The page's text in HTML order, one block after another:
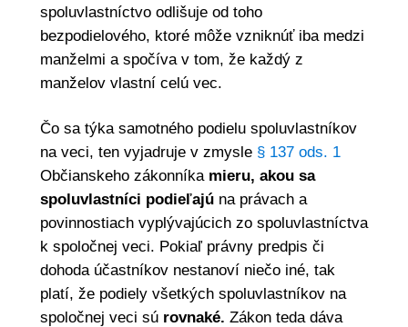
spoluvlastníctvo odlišuje od toho
bezpodielového, ktoré môže vzniknúť iba medzi
manželmi a spočíva v tom, že každý z
manželov vlastní celú vec.
Čo sa týka samotného podielu spoluvlastníkov
na veci, ten vyjadruje v zmysle § 137 ods. 1
Občianskeho zákonníka mieru, akou sa
spoluvlastníci podieľajúna právach a
povinnostiach vyplývajúcich zo spoluvlastníctva
k spoločnej veci. Pokiaľ právny predpis či
dohoda účastníkov nestanoví niečo iné, tak
platí, že podiely všetkých spoluvlastníkov na
spoločnej veci sú rovnaké. Zákon teda dáva